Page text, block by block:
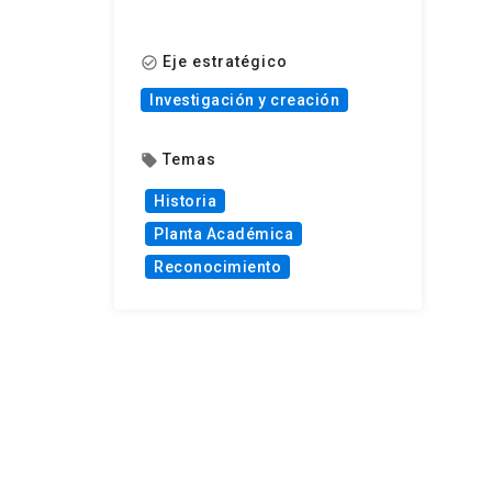
check_circle_outline Eje estratégico
Investigación y creación
local_offer Temas
Historia
Planta Académica
Reconocimiento